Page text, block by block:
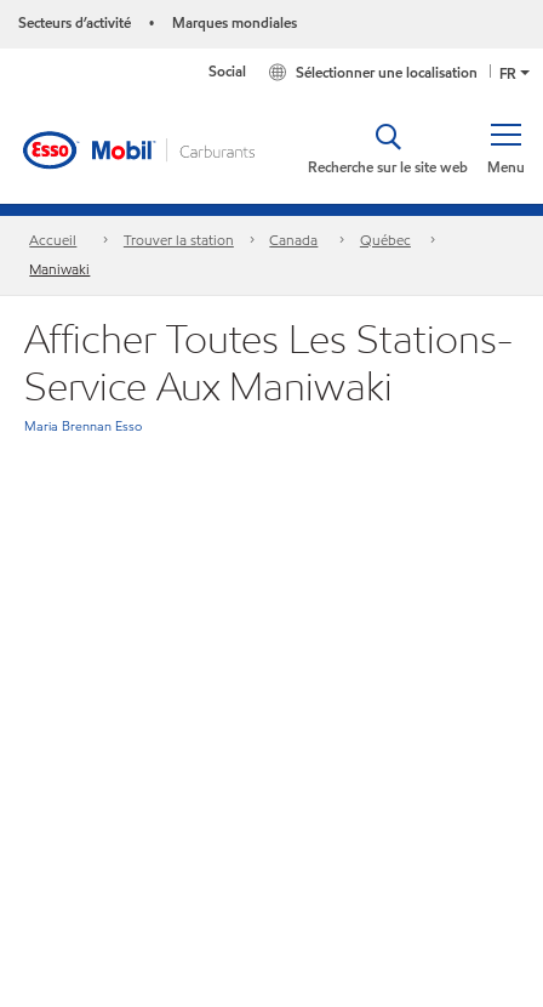
Secteurs d’activité • Marques mondiales
FR
Sélectionner une localisation
Social
Menu
Recherche sur le site web
Accueil Trouver la station Canada
Québec
Maniwaki
Afficher Toutes Les Stations-
Service Aux Maniwaki
Maria Brennan Esso